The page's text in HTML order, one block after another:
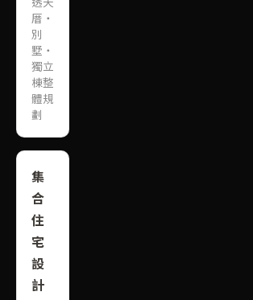
厝・
別
墅・
獨立
棟整
體規
劃
集
合
住
宅
設
計